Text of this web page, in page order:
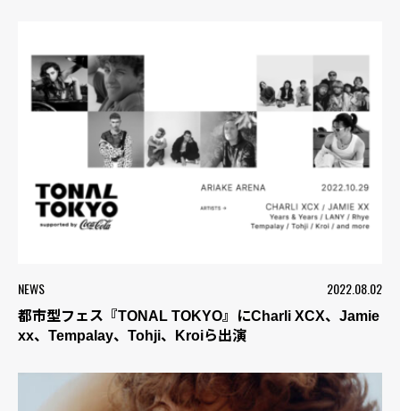
NEWS 2022.08.02
都市型フェス『TONAL TOKYO』にCharli XCX、Jamie
xx、Tempalay、Tohji、Kroiら出演